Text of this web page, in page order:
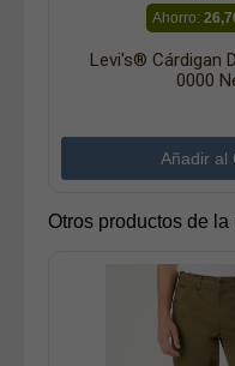
Ahorro:
Levi's® Cárdigan
0000
Otros productos de